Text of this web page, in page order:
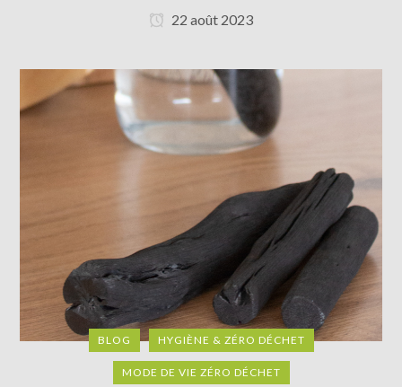
22 août 2023
BLOG HYGIÈNE & ZÉRO DÉCHET
MODE DE VIE ZÉRO DÉCHET